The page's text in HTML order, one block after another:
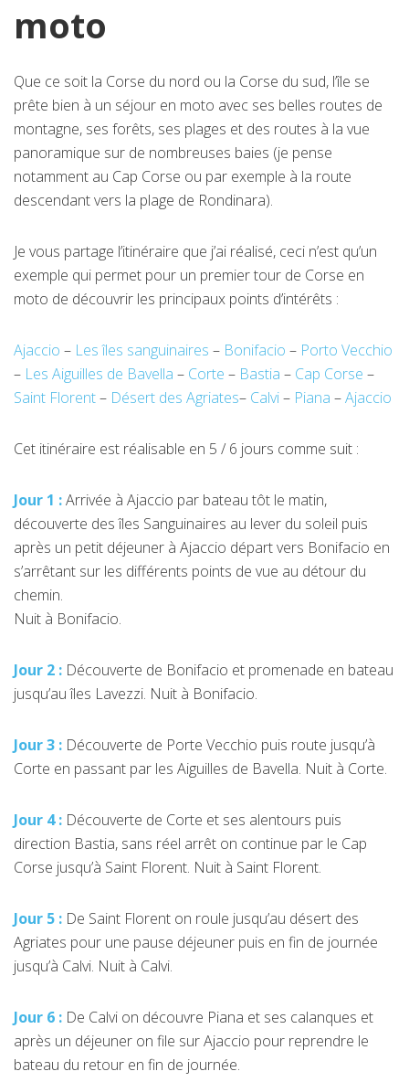
moto
Que ce soit la Corse du nord ou la Corse du sud, l’île se
prête bien à un séjour en moto avec ses belles routes de
montagne, ses forêts, ses plages et des routes à la vue
panoramique sur de nombreuses baies (je pense
notamment au Cap Corse ou par exemple à la route
descendant vers la plage de Rondinara).
Je vous partage l’itinéraire que j’ai réalisé, ceci n’est qu’un
exemple qui permet pour un premier tour de Corse en
moto de découvrir les principaux points d’intérêts :
Ajaccio – Les îles sanguinaires – Bonifacio – Porto Vecchio
– Les Aiguilles de Bavella – Corte – Bastia – Cap Corse –
Saint Florent– Désert des Agriates– Calvi– Piana –Ajaccio
Cet itinéraire est réalisable en 5 / 6 jours comme suit :
Jour 1 :Arrivée à Ajaccio par bateau tôt le matin,
découverte des îles Sanguinaires au lever du soleil puis
après un petit déjeuner à Ajaccio départ vers Bonifacio en
s’arrêtant sur les différents points de vue au détour du
chemin.
Nuit à Bonifacio.
Jour 2 : Découverte de Bonifacio et promenade en bateau
jusqu’au îles Lavezzi. Nuit à Bonifacio.
Jour 3 : Découverte de Porte Vecchio puis route jusqu’à
Corte en passant par les Aiguilles de Bavella. Nuit à Corte.
Jour 4 : Découverte de Corte et ses alentours puis
direction Bastia, sans réel arrêt on continue par le Cap
Corse jusqu’à Saint Florent. Nuit à Saint Florent.
Jour 5 : De Saint Florent on roule jusqu’au désert des
Agriates pour une pause déjeuner puis en fin de journée
jusqu’à Calvi. Nuit à Calvi.
Jour 6 : De Calvi on découvre Piana et ses calanques et
après un déjeuner on file sur Ajaccio pour reprendre le
bateau du retour en fin de journée.